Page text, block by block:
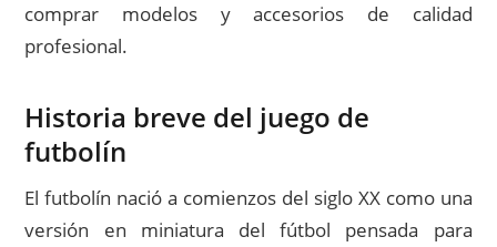
comprar modelos y accesorios de calidad
profesional.
Historia breve del juego de
futbolín
El futbolín nació a comienzos del siglo XX como una
versión en miniatura del fútbol pensada para